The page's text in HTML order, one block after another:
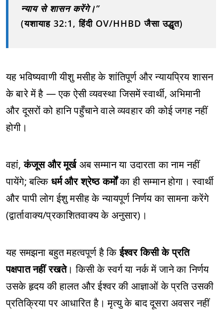
न्याय से शासन करेंगे।”
(यशायाह 32:1, हिंदी OV/HHBD जैसा उद्धृत)
यह भविष्यवाणी यीशु मसीह के शांतिपूर्ण और न्यायप्रिय शासन
के बारे में है — एक ऐसी व्यवस्था जिसमें स्वार्थी, अभिमानी
और दूसरों को हानि पहुँचाने वाले व्यवहार की कोई जगह नहीं
होगी।
वहां,कंजूस और मूर्खअब सम्मान या उदारता का नाम नहीं
पायेंगे; बल्किधर्म और श्रेष्ठ कर्मोंका ही सम्मान होगा। स्वार्थी
और पापी लोग ईशु मसीह के न्यायपूर्ण निर्णय का सामना करेंगे
(द्वार्तावाक्य/प्रकाशितवाक्य के अनुसार)।
यह समझना बहुत महत्वपूर्ण है किईश्वर किसी के प्रति
पक्षपात नहीं रखते। किसी के स्वर्ग या नर्क में जाने का निर्णय
उसके हृदय की हालत और ईश्वर की आज्ञाओं के प्रति उसकी
प्रतिक्रिया पर आधारित है। मृत्यु के बाद दूसरा अवसर नहीं